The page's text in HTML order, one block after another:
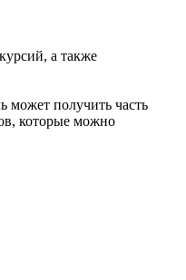
а также
может получить часть
которые можно